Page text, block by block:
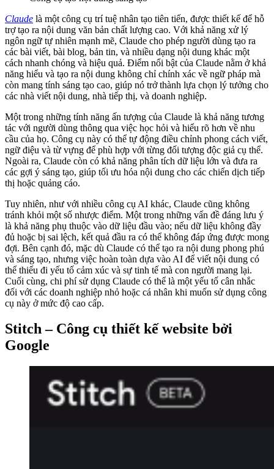
Claude là một công cụ trí tuệ nhân tạo tiên tiến, được thiết kế để hỗ
trợ tạo ra nội dung văn bản chất lượng cao. Với khả năng xử lý
ngôn ngữ tự nhiên mạnh mẽ, Claude cho phép người dùng tạo ra
các bài viết, bài blog, bản tin, và nhiều dạng nội dung khác một
cách nhanh chóng và hiệu quả. Điểm nổi bật của Claude nằm ở khả
năng hiểu và tạo ra nội dung không chỉ chính xác về ngữ pháp mà
còn mang tính sáng tạo cao, giúp nó trở thành lựa chọn lý tưởng cho
các nhà viết nội dung, nhà tiếp thị, và doanh nghiệp.
Một trong những tính năng ấn tượng của Claude là khả năng tương
tác với người dùng thông qua việc học hỏi và hiểu rõ hơn về nhu
cầu của họ. Công cụ này có thể tự động điều chỉnh phong cách viết,
ngữ điệu và từ vựng để phù hợp với từng đối tượng độc giả cụ thể.
Ngoài ra, Claude còn có khả năng phân tích dữ liệu lớn và đưa ra
các gợi ý sáng tạo, giúp tối ưu hóa nội dung cho các chiến dịch tiếp
thị hoặc quảng cáo.
Tuy nhiên, như với nhiều công cụ AI khác, Claude cũng không
tránh khỏi một số nhược điểm. Một trong những vấn đề đáng lưu ý
là khả năng phụ thuộc vào dữ liệu đầu vào; nếu dữ liệu không đầy
đủ hoặc bị sai lệch, kết quả đầu ra có thể không đáp ứng được mong
đợi. Bên cạnh đó, mặc dù Claude có thể tạo ra nội dung phong phú
và sáng tạo, nhưng việc hoàn toàn dựa vào AI để viết nội dung có
thể thiếu đi yếu tố cảm xúc và sự tinh tế mà con người mang lại.
Cuối cùng, chi phí sử dụng Claude có thể là một yếu tố cân nhắc
đối với các doanh nghiệp nhỏ hoặc cá nhân khi muốn sử dụng công
cụ này ở mức độ cao cấp.
Stitch – Công cụ thiết kế website bởi
Google